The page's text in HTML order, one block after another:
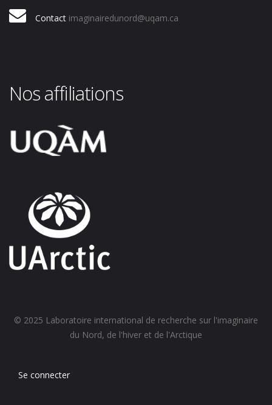
Contact imaginairedunord@uqam.ca
Nos affiliations
© 2025 Laboratoire international de recherche sur l'imaginaire
du Nord, de l'hiver et de l'Arctique
Se connecter